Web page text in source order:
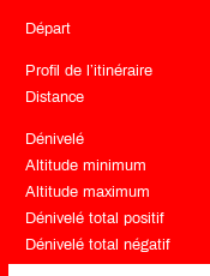
Départ
Profil de l’itinéraire
Distance
Dénivelé
Altitude minimum
Altitude maximum
Dénivelé total positif
Dénivelé total négatif